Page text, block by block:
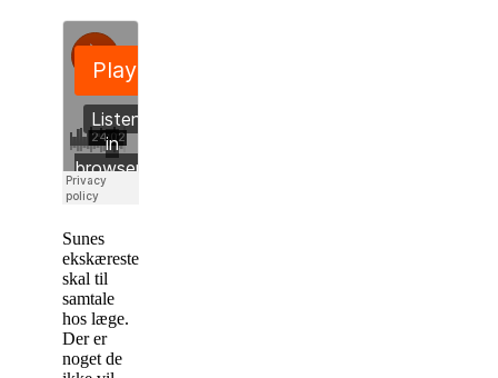
Sunes
ekskæreste
skal til
samtale
hos læge.
Der er
noget de